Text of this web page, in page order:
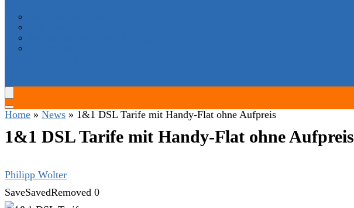
Home » News » 1&1 DSL Tarife mit Handy-Flat ohne Aufpreis
1&1 DSL Tarife mit Handy-Flat ohne Aufpreis
Philipp Wolter
SaveSavedRemoved 0